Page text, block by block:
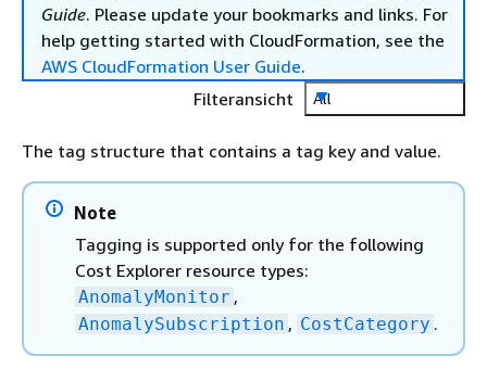
Guide. Please update your bookmarks and links. For
help getting started with CloudFormation, see the
AWS CloudFormation User Guide.
Filteransicht
All
The tag structure that contains a tag key and value.
Note
Tagging is supported only for the following
Cost Explorer resource types:
AnomalyMonitor ,
AnomalySubscription , CostCategory .